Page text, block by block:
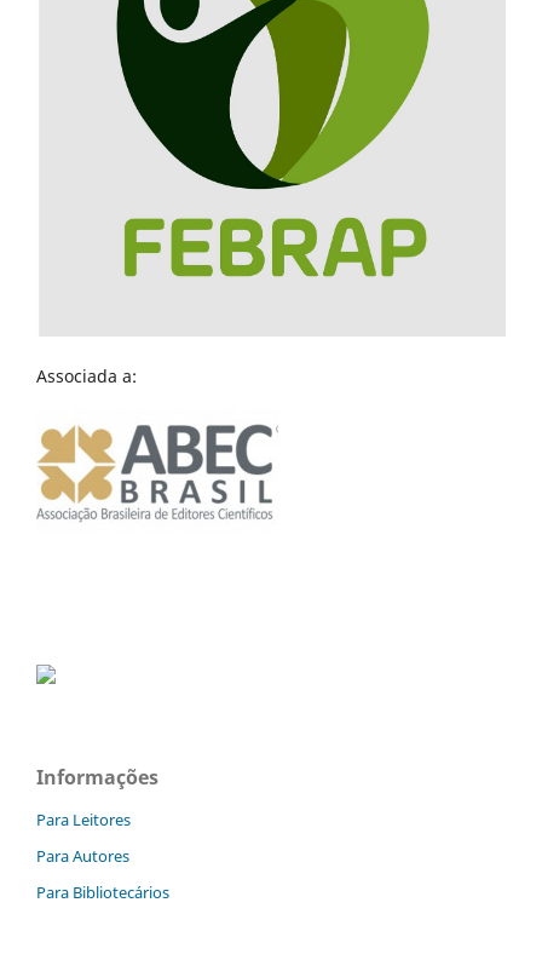
Associada a:
Informações
Para Leitores
Para Autores
Para Bibliotecários